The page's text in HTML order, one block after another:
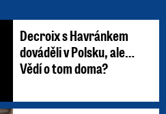
Decroix s Havránkem
dováděli v Polsku, ale…
Vědí o tom doma?